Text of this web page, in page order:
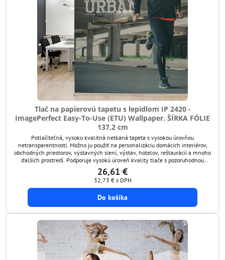
Tlač na papierovú tapetu s lepidlom IP 2420 -
ImagePerfect Easy-To-Use (ETU) Wallpaper. ŠÍRKA FÓLIE
137,2 cm
Potlačiteľná, vysoko kvalitná netkaná tapeta s vysokou úrovňou
netransparentnosti. Možno ju použiť na personalizáciu domácich interiérov,
obchodných priestorov, výstavných siení, výstav, hotelov, reštaurácií a mnoho
ďalších prostredí. Podporuje vysokú úroveň kvality tlače s pozoruhodnou
kvalitou textu a veľkým farebným gamutom, ktorý zaručuje farebné výstupy s
vysoko kvalitnými farebnými...
26,61 €
32,73 € s DPH
Do košíka